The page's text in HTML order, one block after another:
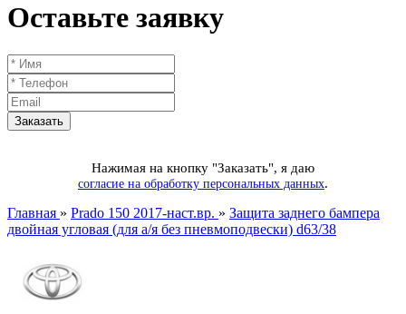
Оставьте заявку
Нажимая на кнопку "Заказать", я даю
согласие на обработку персональных данных.
Главная » Prado 150 2017-наст.вр. » Защита заднего бампера
двойная угловая (для а/я без пневмоподвески) d63/38